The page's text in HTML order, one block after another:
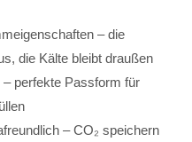
– die
die Kälte bleibt draußen
perfekte Passform für
– CO₂ speichern